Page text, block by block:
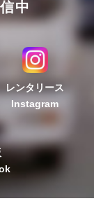
中
レンタリース
Instagram